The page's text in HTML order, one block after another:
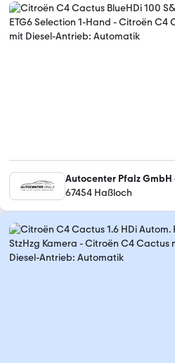
Autocenter Pfalz GmbH
67454 Haßloch